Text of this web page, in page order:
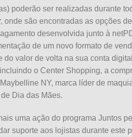
poderão ser realizadas durante
, onde são encontradas as opções
desenvolvida junto à
de um novo formato de
valor de volta na sua conta
o Center Shopping, a
NY, marca líder de
Dia das Mães.
uma ação do programa Juntos
suporte aos lojistas durante este